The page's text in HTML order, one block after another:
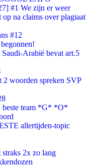
#1 We zijn er weer
op na claims over plagiaat
#12
Arabië bevat art.5
2 woorden spreken SVP
beste team *G* *O*
allertijden-topic
2x zo lang